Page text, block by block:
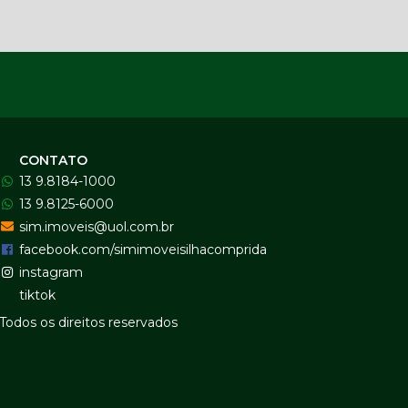
CONTATO
13 9.8184-1000
13 9.8125-6000
sim.imoveis@uol.com.br
facebook.com/simimoveisilhacomprida
instagram
tiktok
Todos os direitos reservados